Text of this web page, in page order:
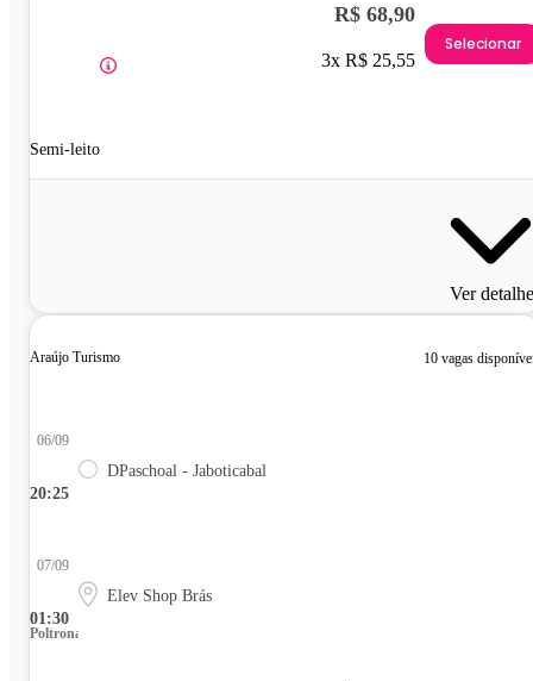
Semi-leito
R$ 68,90
3x R$ 25,55
Selecionar
Ver
Araújo Turismo 10 vagas
20:25
06/09
DPaschoal - Jaboticabal
01:30
07/09
Elev Shop Brás
Poltrona